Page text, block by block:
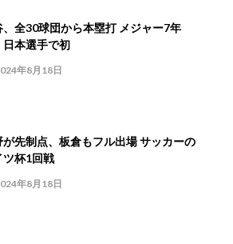
、全30球団から本塁打 メジャー7年
日本選手で初
年8月18日
が先制点、板倉もフル出場 サッカーの
ツ杯1回戦
年8月18日